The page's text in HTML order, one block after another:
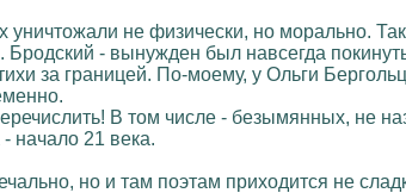
уничтожали не физически, но морально.
- вынужден был навсегда
за границей. По-моему, у Ольги
В том числе - безымянных, не
начало 21 века.
но и там поэтам приходится не